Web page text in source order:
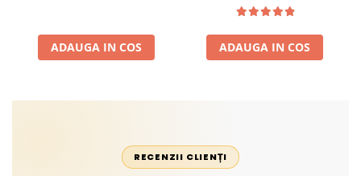
Liniar
ADAUGA IN COS ADAUGA IN COS
RECENZII CLIENȚI